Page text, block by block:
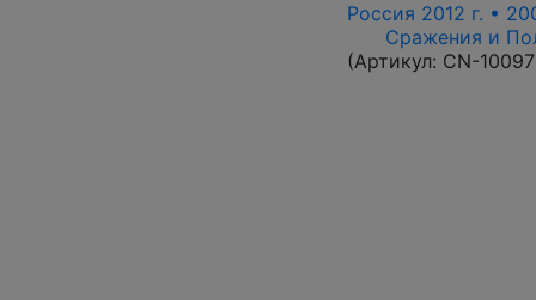
Россия 2012 г. •
Сражения и
(Артикул: CN-10097